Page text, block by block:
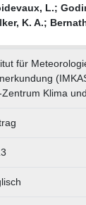
L.;
K. A.;
für
Zentrum Klima